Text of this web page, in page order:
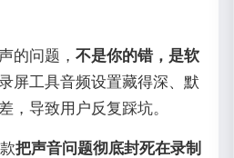
的问题，‌ 不是你的错，是软
屏工具音频设置藏得深、默
，导致用户反复踩坑。
把声音问题彻底封死在录制